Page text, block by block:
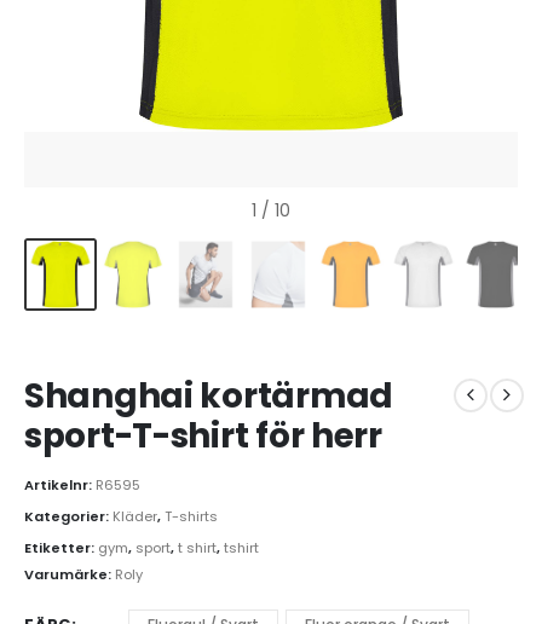
1 / 10
Shanghai kortärmad
sport-T-shirt för herr
Artikelnr: R6595
Kategorier: Kläder,T-shirts
Etiketter: gym, sport,t shirt,tshirt
Varumärke: Roly